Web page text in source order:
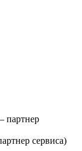
сервиса)